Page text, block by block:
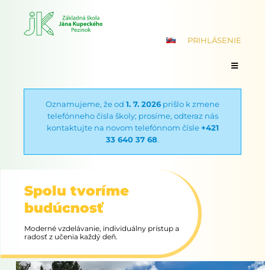
PRIHLÁSENIE
Oznamujeme, že od 1. 7. 2026 prišlo k zmene
telefónneho čísla školy; prosíme, odteraz nás
kontaktujte na novom telefónnom čísle+421
33 640 37 68.
Spolu tvoríme
budúcnosť
Moderné vzdelávanie, individuálny prístup a
radosť z učenia každý deň.